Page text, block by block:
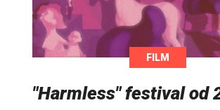
FILM
"Harmless" festival od